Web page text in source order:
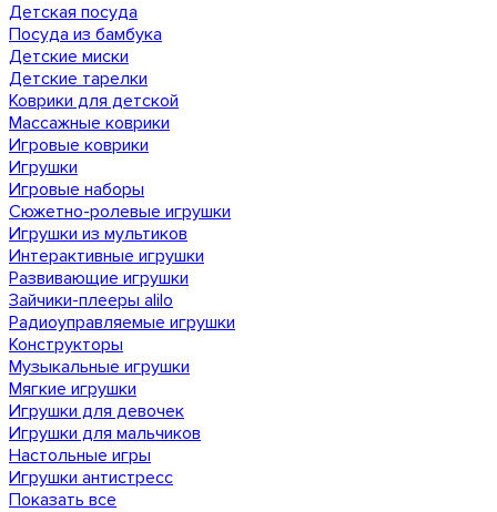
Детская посуда
Посуда из бамбука
Детские миски
Детские тарелки
Коврики для детской
Массажные коврики
Игровые коврики
Игрушки
Игровые наборы
Сюжетно-ролевые игрушки
Игрушки из мультиков
Интерактивные игрушки
Развивающие игрушки
Зайчики-плееры alilo
Радиоуправляемые игрушки
Конструкторы
Музыкальные игрушки
Мягкие игрушки
Игрушки для девочек
Игрушки для мальчиков
Настольные игры
Игрушки антистресс
Показать все